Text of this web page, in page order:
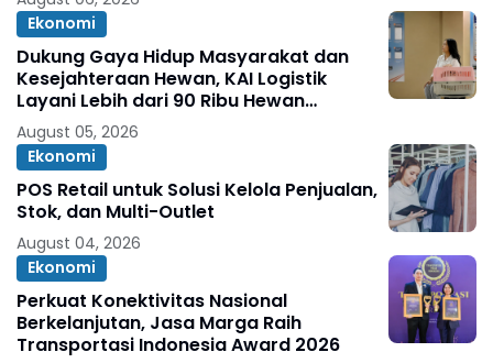
Ekonomi
Dukung Gaya Hidup Masyarakat dan
Kesejahteraan Hewan, KAI Logistik
Layani Lebih dari 90 Ribu Hewan
Peliharaan pada Semester I 2026
August 05, 2026
Ekonomi
POS Retail untuk Solusi Kelola Penjualan,
Stok, dan Multi-Outlet
August 04, 2026
Ekonomi
Perkuat Konektivitas Nasional
Berkelanjutan, Jasa Marga Raih
Transportasi Indonesia Award 2026